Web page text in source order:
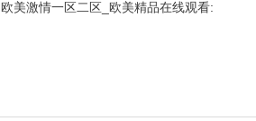
欧美激情一区二区_欧美精品在线观看: